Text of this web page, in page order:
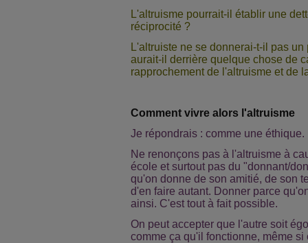
L'altruisme pourrait-il établir une
réciprocité ?
L'altruiste ne se donnerai-t-il pas
aurait-il derrière quelque chose de
rapprochement de l'altruisme et de
Comment vivre alors l'altruisme
Je répondrais : comme une éthique.
Ne renonçons pas à l'altruisme à
école et surtout pas du "donnant/
qu'on donne de son amitié, de son
d'en faire autant. Donner parce
ainsi. C'est tout à fait possible.
On peut accepter que l'autre soit
comme ça qu'il fonctionne, même si